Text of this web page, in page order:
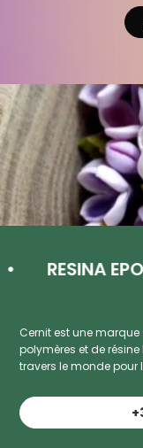
RESINA
Cernit est une
polymères et de
travers le monde pour